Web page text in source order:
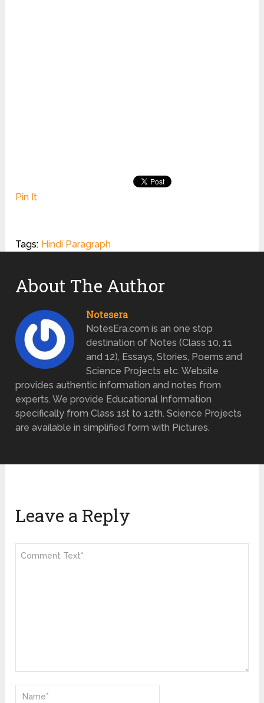
Pin It
Tags: Hindi Paragraph
About The Author
Notesera
NotesEra.com is an one stop
destination of Notes (Class 10, 11
and 12), Essays, Stories, Poems and
Science Projects etc. Website
provides authentic information and notes from
experts. We provide Educational Information
specifically from Class 1st to 12th. Science Projects
are available in simplified form with Pictures.
Leave a Reply